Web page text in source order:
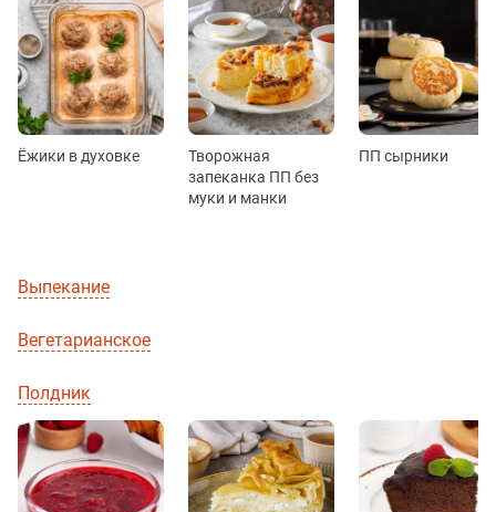
Ёжики в духовке
Творожная
запеканка ПП без
муки и манки
ПП сырники
Выпекание
Вегетарианское
Полдник